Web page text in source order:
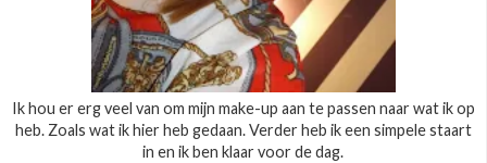
Ik hou er erg veel van om mijn make-up aan te passen naar wat ik op
heb. Zoals wat ik hier heb gedaan. Verder heb ik een simpele staart
in en ik ben klaar voor de dag.